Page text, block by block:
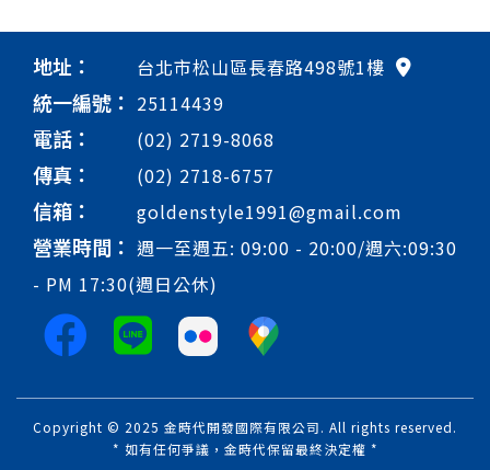
地址： 台北市松山區長春路498號1樓
統一編號： 25114439
電話： (02) 2719-8068
傳真： (02) 2718-6757
信箱： goldenstyle1991@gmail.com
營業時間： 週一至週五: 09:00 - 20:00/週六:09:30
- PM 17:30(週日公休)
Copyright © 2025 金時代開發國際有限公司. All rights reserved.
* 如有任何爭議，金時代保留最終決定權 *